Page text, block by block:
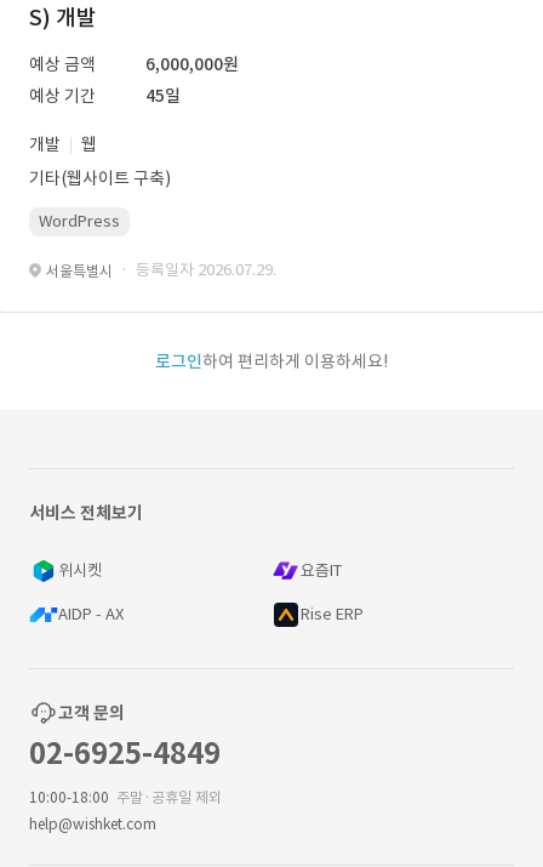
S) 개발
예상 금액
6,000,000원
예상 기간
45일
개발
웹
기타(웹사이트 구축)
WordPress
서울특별시 · 등록일자 2026.07.29.
로그인하여 편리하게 이용하세요!
서비스 전체보기
위시켓 요즘IT
AIDP - AX Rise ERP
고객 문의
02-6925-4849
10:00-18:00 주말·공휴일 제외
help@wishket.com